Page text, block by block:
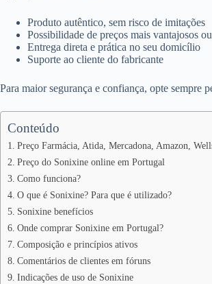
Produto autêntico, sem risco de imitações
Possibilidade de preços mais vantajosos
Entrega direta e prática no seu domicílio
Suporte ao cliente do fabricante
Para maior segurança e confiança, opte sempre
Conteúdo
Preço Farmácia, Atida, Mercadona, Amazon,
Preço do Sonixine online em Portugal
Como funciona?
O que é Sonixine? Para que é utilizado?
Sonixine benefícios
Onde comprar Sonixine em Portugal?
Composição e princípios ativos
Comentários de clientes em fóruns
Indicações de uso de Sonixine